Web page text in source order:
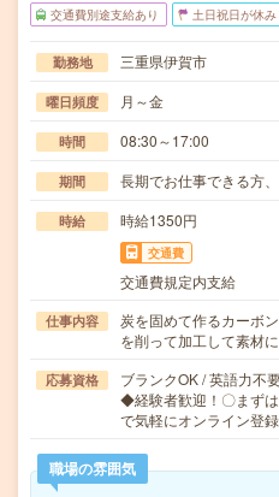
交通費別途支給あり 土日祝日が休み
勤務地 三重県伊賀市
曜日頻度 月～金
時間 08:30～17:00
期間 長期でお仕事できる方、
時給 時給1350円
交通費
交通費規定内支給
仕事内容
炭を固めて作るカーボ
を削って加工して素材
応募資格
ブランクOK / 英語力不
◆経験者歓迎！〇まず
で気軽にオンライン登
職場の雰囲気